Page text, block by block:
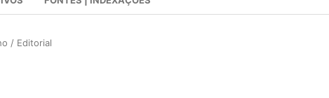
/ Editorial